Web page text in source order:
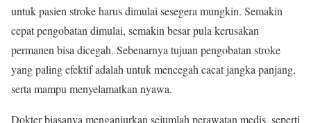
untuk pasien stroke harus dimulai sesegera mungkin. Semakin
cepat pengobatan dimulai, semakin besar pula kerusakan
permanen bisa dicegah. Sebenarnya tujuan pengobatan stroke
yang paling efektif adalah untuk mencegah cacat jangka panjang,
serta mampu menyelamatkan nyawa.
Dokter biasanya menganjurkan sejumlah perawatan medis, seperti